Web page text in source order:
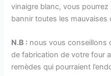
vinaigre blanc, vous
bannir toutes les mauvaises
N.B : nous vous conseillons
de fabrication de votre four
remèdes qui pourraient